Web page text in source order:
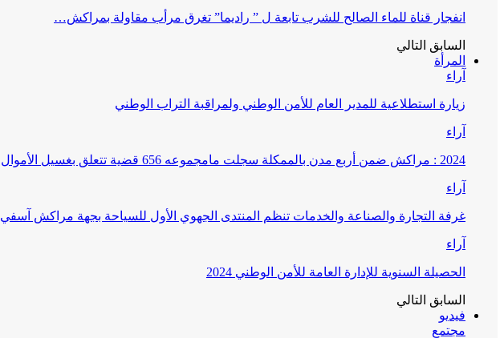
انفجار قناة للماء الصالح للشرب تابعة ل ” راديما” تغرق مرأب مقاولة بمراكش…
السابق التالي
المرأة
آراء
زيارة استطلاعية للمدير العام للأمن الوطني ولمراقبة التراب الوطني
آراء
2024 : مراكش ضمن أربع مدن بالممكلة سجلت مامجموعه 656 قضية تتعلق بغسيل الأموال
آراء
غرفة التجارة والصناعة والخدمات تنظم المنتدى الجهوي الأول للسياحة بجهة مراكش آسفي
آراء
الحصيلة السنوية للإدارة العامة للأمن الوطني 2024
السابق التالي
فيديو
مجتمع